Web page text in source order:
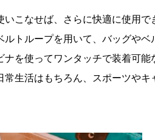
こなせば、さらに快適に使用で
トループを用いて、バッグやベ
を使ってワンタッチで装着可能
生活はもちろん、スポーツやキ